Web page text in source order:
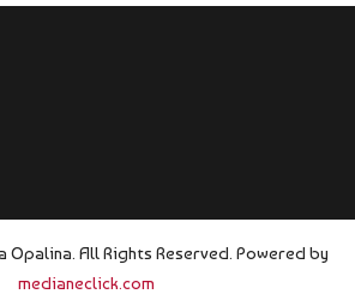
Opalina. All Rights Reserved. Powered by
medianeclick.com